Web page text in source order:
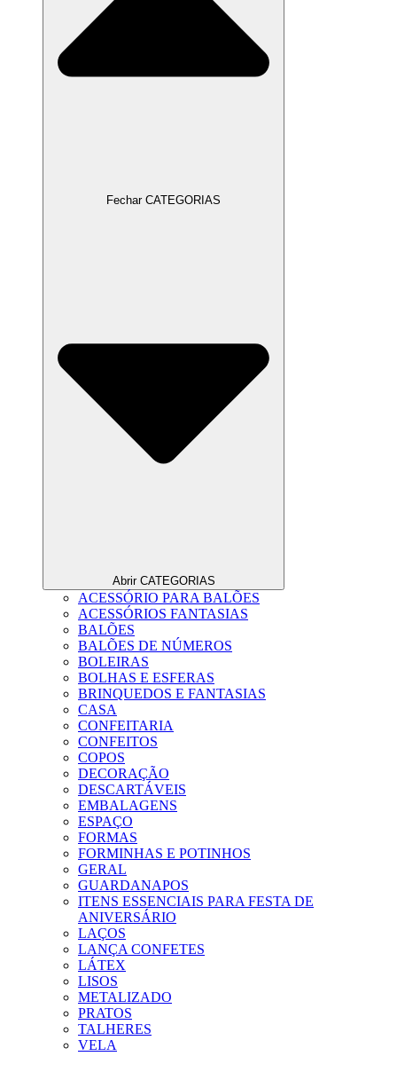
Fechar CATEGORIAS
Abrir CATEGORIAS
ACESSÓRIO PARA BALÕES
ACESSÓRIOS FANTASIAS
BALÕES
BALÕES DE NÚMEROS
BOLEIRAS
BOLHAS E ESFERAS
BRINQUEDOS E FANTASIAS
CASA
CONFEITARIA
CONFEITOS
COPOS
DECORAÇÃO
DESCARTÁVEIS
EMBALAGENS
ESPAÇO
FORMAS
FORMINHAS E POTINHOS
GERAL
GUARDANAPOS
ITENS ESSENCIAIS PARA FESTA DE
ANIVERSÁRIO
LAÇOS
LANÇA CONFETES
LÁTEX
LISOS
METALIZADO
PRATOS
TALHERES
VELA